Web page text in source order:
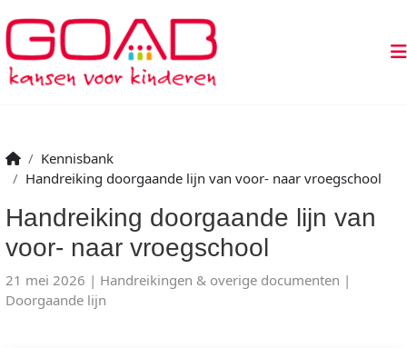
Kennisbank
Handreiking doorgaande lijn van voor- naar vroegschool
Handreiking doorgaande lijn van
voor- naar vroegschool
21 mei 2026
Handreikingen & overige documenten
Doorgaande lijn